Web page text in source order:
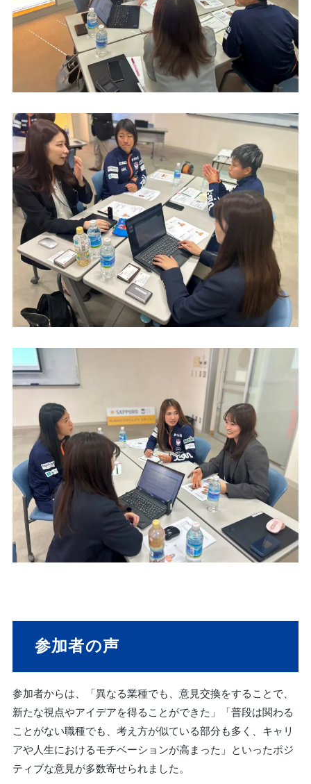
参加者の声
参加者からは、「異なる業種でも、意見交換をすることで、
新たな視点やアイデアを得ることができた」「普段は関わる
ことがない職種でも、考え方が似ている部分も多く、キャリ
アや人生におけるモチベーションが高まった」といったポジ
ティブな意見が多数寄せられました。